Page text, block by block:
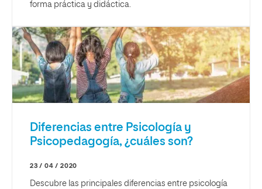
forma práctica y didáctica.
Diferencias entre Psicología y
Psicopedagogía, ¿cuáles son?
23 / 04 / 2020
Descubre las principales diferencias entre psicología